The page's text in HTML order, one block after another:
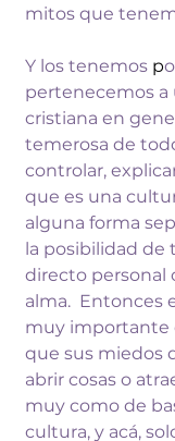
mitos que
Y los tenemos p
pertenecemos
cristiana en
temerosa de
controlar,
que es una
alguna forma
la posibilidad de
directo personal
alma.  Entonces
muy importante
que sus miedos
abrir cosas o
muy como de
cultura, y acá,